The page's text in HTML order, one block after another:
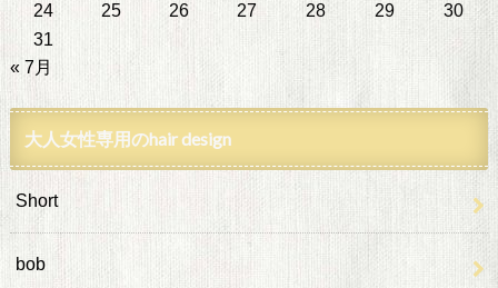
24
25 26 27 28 29
30
31
« 7月
大人女性専用のhair design
Short
bob